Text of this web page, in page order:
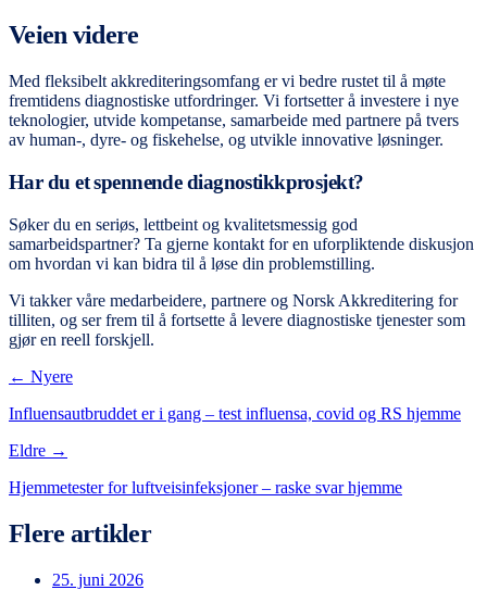
Veien videre
Med fleksibelt akkrediteringsomfang er vi bedre rustet til å møte
fremtidens diagnostiske utfordringer. Vi fortsetter å investere i nye
teknologier, utvide kompetanse, samarbeide med partnere på tvers
av human-, dyre- og fiskehelse, og utvikle innovative løsninger.
Har du et spennende diagnostikkprosjekt?
Søker du en seriøs, lettbeint og kvalitetsmessig god
samarbeidspartner? Ta gjerne kontakt for en uforpliktende diskusjon
om hvordan vi kan bidra til å løse din problemstilling.
Vi takker våre medarbeidere, partnere og Norsk Akkreditering for
tilliten, og ser frem til å fortsette å levere diagnostiske tjenester som
gjør en reell forskjell.
← Nyere
Influensautbruddet er i gang – test influensa, covid og RS hjemme
Eldre →
Hjemmetester for luftveisinfeksjoner – raske svar hjemme
Flere artikler
25. juni 2026